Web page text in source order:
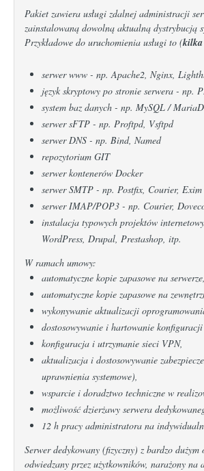
Pakiet zawiera usługi zdalnej administracji
zainstalowaną dowolną aktualną dystrybucją
Przykładowe do uruchomienia usługi to (kilka
serwer www - np. Apache2, Nginx,
język skryptowy po stronie serwera - np.
system baz danych - np. MySQL /
serwer sFTP - np. Proftpd, Vsftpd
serwer DNS - np. Bind, Named
repozytorium GIT
serwer kontenerów Docker
serwer SMTP - np. Postfix, Courier, Exim
serwer IMAP/POP3 - np. Courier,
instalacja typowych projektów
WordPress, Drupal, Prestashop, itp.
W ramach umowy:
automatyczne kopie zapasowe na serwerze,
automatyczne kopie zapasowe na
wykonywanie aktualizacji
dostosowywanie i hartowanie konfiguracji
konfiguracja i utrzymanie sieci VPN,
aktualizacja i dostosowywanie
uprawnienia systemowe),
wsparcie i doradztwo techniczne w
możliwość dzierżawy serwera
12 h pracy administratora na
Serwer dedykowany (fizyczny) z bardzo dużym
odwiedzany przez użytkowników, narażony na